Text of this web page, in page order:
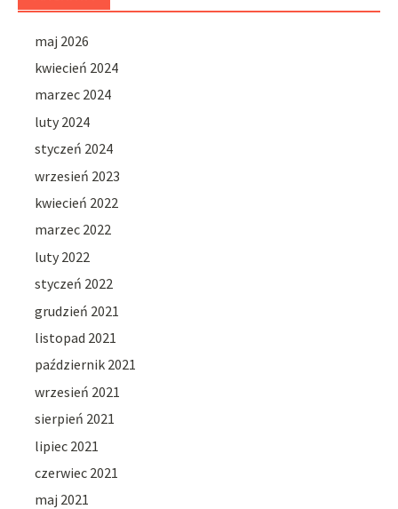
maj 2026
kwiecień 2024
marzec 2024
luty 2024
styczeń 2024
wrzesień 2023
kwiecień 2022
marzec 2022
luty 2022
styczeń 2022
grudzień 2021
listopad 2021
październik 2021
wrzesień 2021
sierpień 2021
lipiec 2021
czerwiec 2021
maj 2021